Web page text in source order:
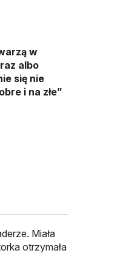
w
albo
się nie
i na złe”
Miała
otrzymała